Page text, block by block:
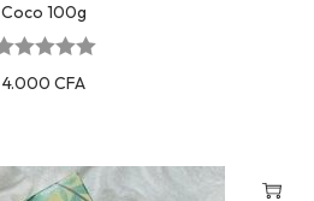
Coco 100g
4.000CFA